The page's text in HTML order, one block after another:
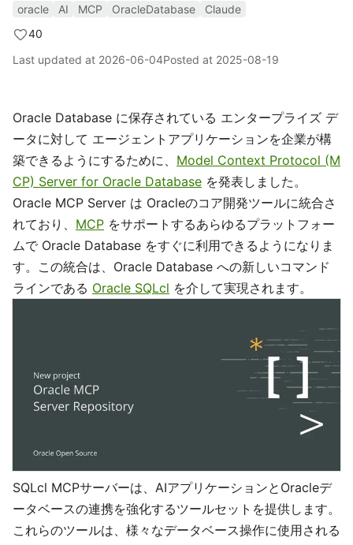
oracle AI MCP OracleDatabase
Claude
40
Last updated at 2026-06-04Posted at 2025-08-19
Oracle Database に保存されている エンタープライズ デ
ータに対して エージェントアプリケーションを企業が構
築できるようにするために、 Model Context Protocol (M
CP) Server for Oracle Database を発表しました。
Oracle MCP Server は Oracleのコア開発ツールに統合さ
れており、 MCP をサポートするあらゆるプラットフォー
ムで Oracle Database をすぐに利用できるようになりま
す。この統合は、Oracle Database への新しいコマンド
ラインである Oracle SQLcl を介して実現されます。
SQLcl MCPサーバーは、AIアプリケーションとOracleデ
ータベースの連携を強化するツールセットを提供します。
これらのツールは、様々なデータベース操作に使用される